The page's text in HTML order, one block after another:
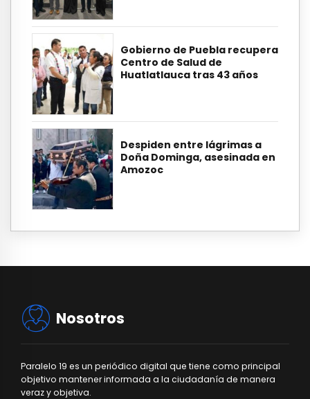
Gobierno de Puebla recupera
Centro de Salud de
Huatlatlauca tras 43 años
Despiden entre lágrimas a
Doña Dominga, asesinada en
Amozoc
Nosotros
Paralelo 19 es un periódico digital que tiene como principal
objetivo mantener informada a la ciudadanía de manera
veraz y objetiva.